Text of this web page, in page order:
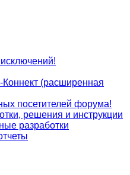
Коннект (расширенная
посетителей форума!
решения и инструкции
разработки